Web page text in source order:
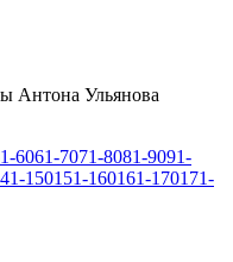
Антона Ульянова
6061-7071-8081-9091-
150151-160161-170171-